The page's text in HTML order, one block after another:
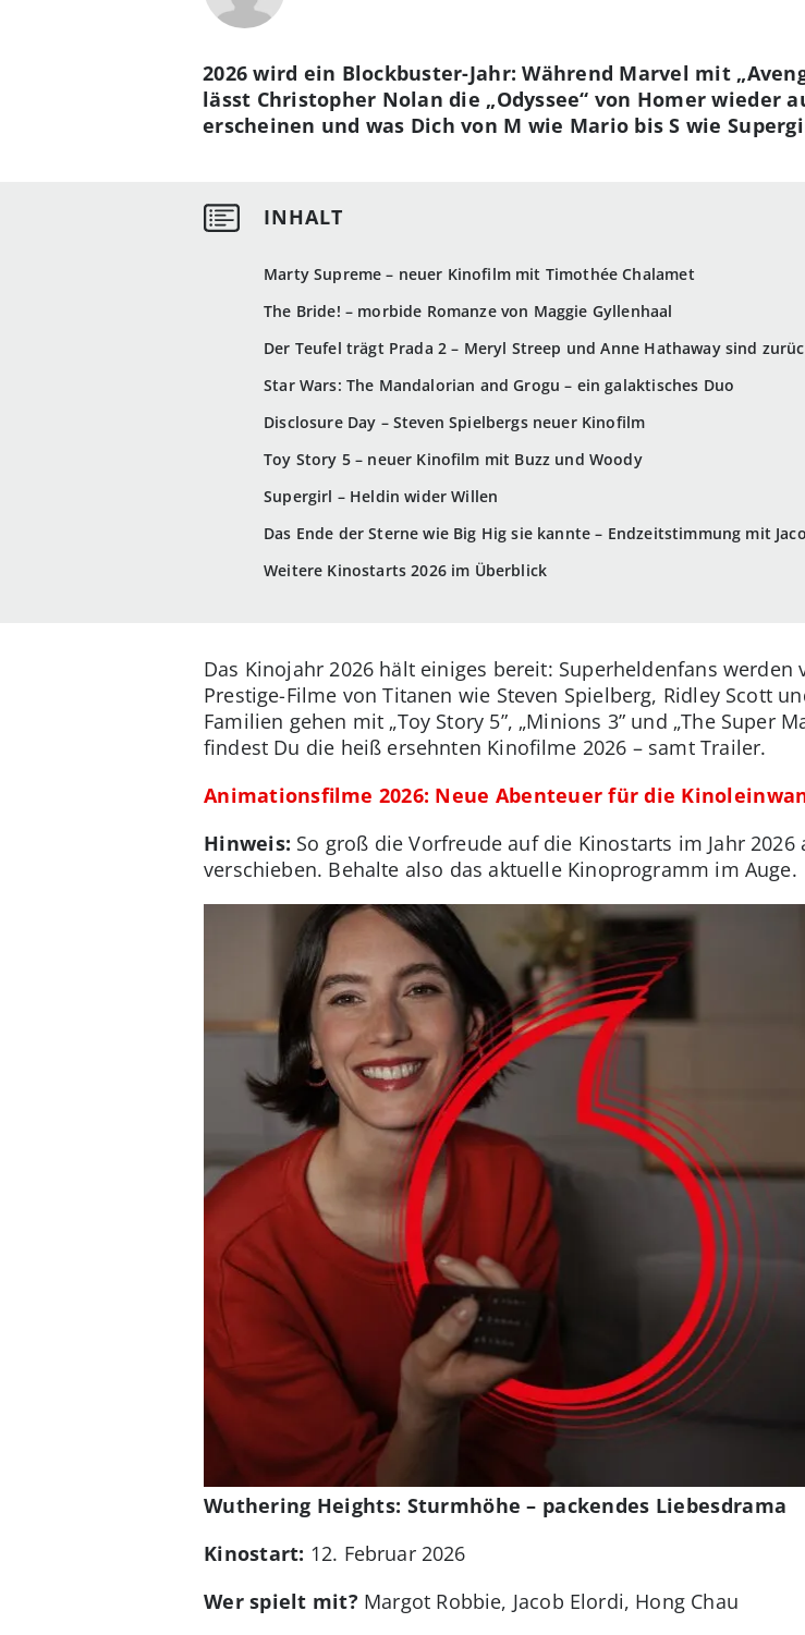
Marty Supreme – neuer Kinofilm mit Timothée Chalamet
The Bride! – morbide Romanze von Maggie Gyllenhaal
Der Teufel trägt Prada 2 – Meryl Streep und Anne Hathaway sind
Star Wars: The Mandalorian and Grogu – ein galaktisches Duo
Disclosure Day – Steven Spielbergs neuer Kinofilm
Toy Story 5 – neuer Kinofilm mit Buzz und Woody
Supergirl – Heldin wider Willen
Das Ende der Sterne wie Big Hig sie kannte – Endzeitstimmung mit
Weitere Kinostarts 2026 im Überblick
2026 wird ein Blockbuster-Jahr: Während Marvel mit
lässt Christopher Nolan die „Odyssee“ von Homer wieder
erscheinen und was Dich von M wie Mario bis S wie
Das Kinojahr 2026 hält einiges bereit: Superheldenfans
Prestige-Filme von Titanen wie Steven Spielberg, Ridley Scott
Familien gehen mit „Toy Story 5”, „Minions 3” und „The Super
findest Du die heiß ersehnten Kinofilme 2026 – samt Trailer.
Animationsfilme 2026: Neue Abenteuer für die
Hinweis: So groß die Vorfreude auf die Kinostarts im Jahr
verschieben. Behalte also das aktuelle Kinoprogramm im Auge.
Wuthering Heights: Sturmhöhe – packendes Liebesdrama
Kinostart: 12. Februar 2026
Wer spielt mit? Margot Robbie, Jacob Elordi, Hong Chau